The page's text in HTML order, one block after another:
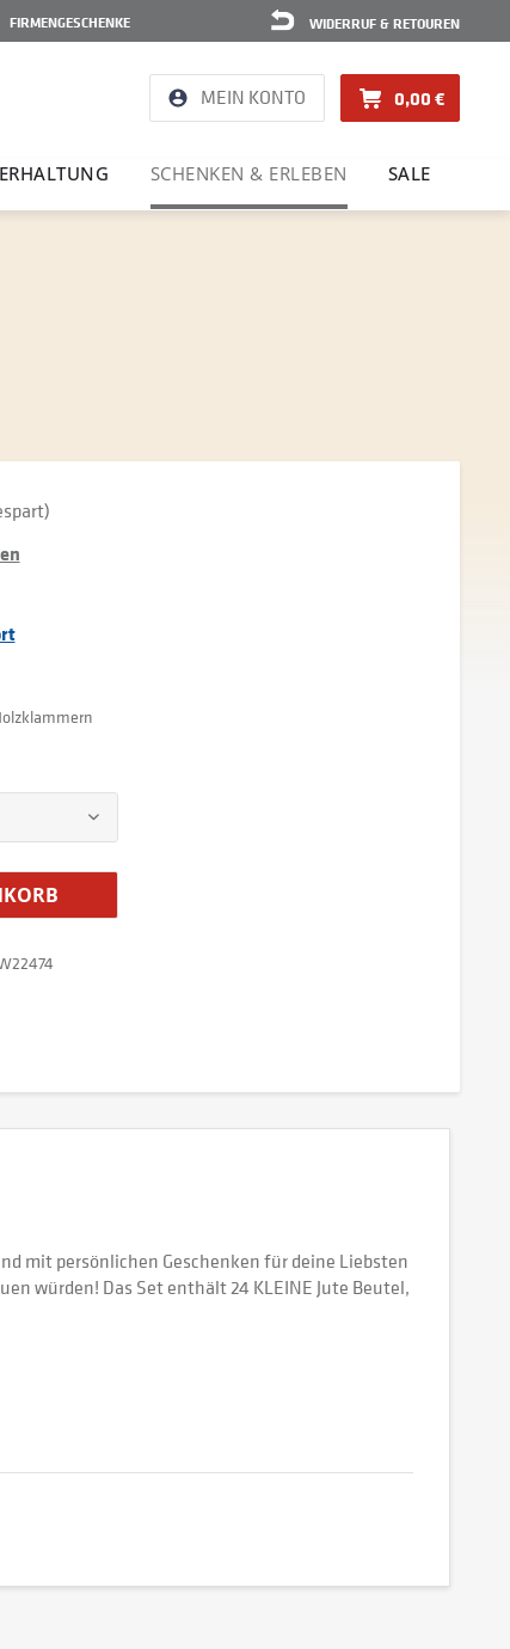
WIDERRUF & RETOUREN
FIRMENGESCHENKE
MEIN KONTO 0,00 €
SCHENKEN & ERLEBEN SALE
mit persönlichen Geschenken für deine Liebsten
würden! Das Set enthält 24 KLEINE Jute Beutel,